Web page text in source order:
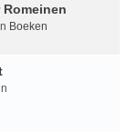
Boeken